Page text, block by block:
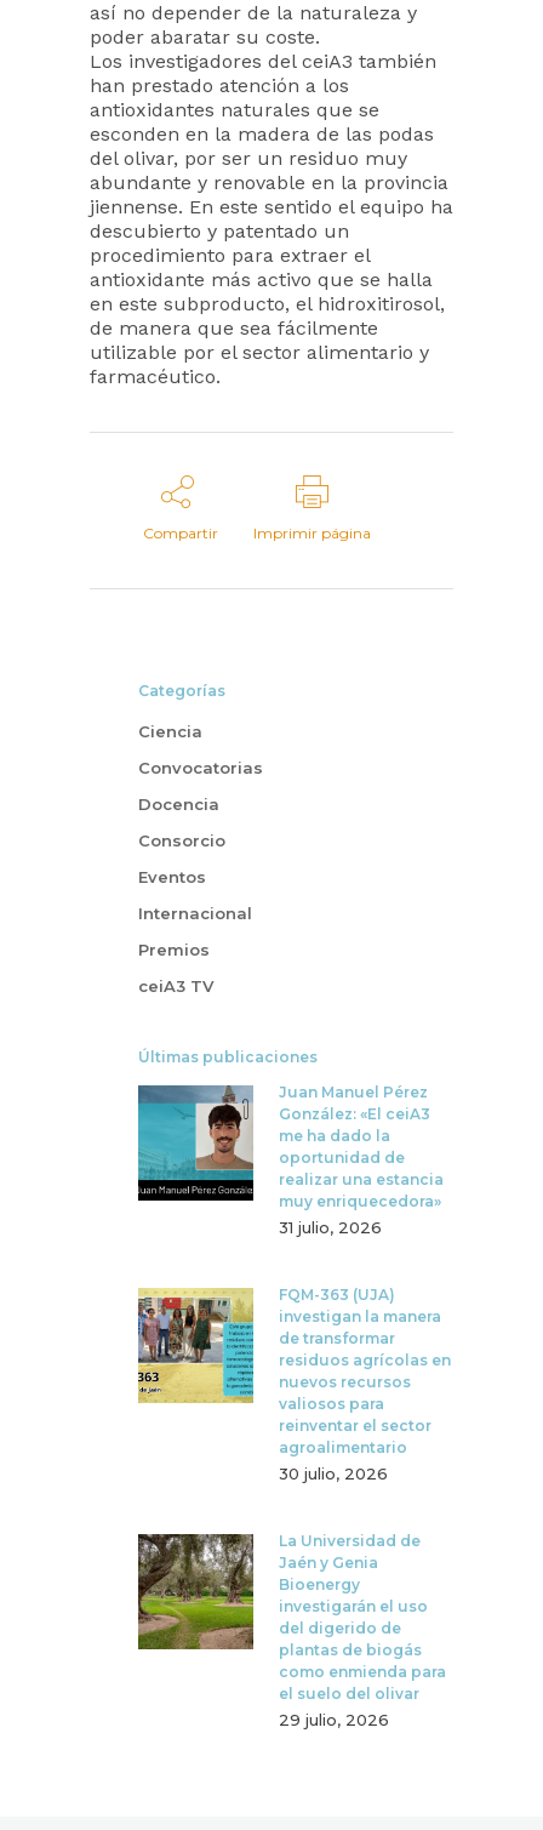
así no depender de la naturaleza y
poder abaratar su coste.
Los investigadores del ceiA3 también
han prestado atención a los
antioxidantes naturales que se
esconden en la madera de las podas
del olivar, por ser un residuo muy
abundante y renovable en la provincia
jiennense. En este sentido el equipo ha
descubierto y patentado un
procedimiento para extraer el
antioxidante más activo que se halla
en este subproducto, el hidroxitirosol,
de manera que sea fácilmente
utilizable por el sector alimentario y
farmacéutico.
Compartir Imprimir página
Categorías
Ciencia
Convocatorias
Docencia
Consorcio
Eventos
Internacional
Premios
ceiA3 TV
Últimas publicaciones
Juan Manuel Pérez
González: «El ceiA3
me ha dado la
oportunidad de
realizar una estancia
muy enriquecedora»
31 julio, 2026
FQM-363 (UJA)
investigan la manera
de transformar
residuos agrícolas en
nuevos recursos
valiosos para
reinventar el sector
agroalimentario
30 julio, 2026
La Universidad de
Jaén y Genia
Bioenergy
investigarán el uso
del digerido de
plantas de biogás
como enmienda para
el suelo del olivar
29 julio, 2026